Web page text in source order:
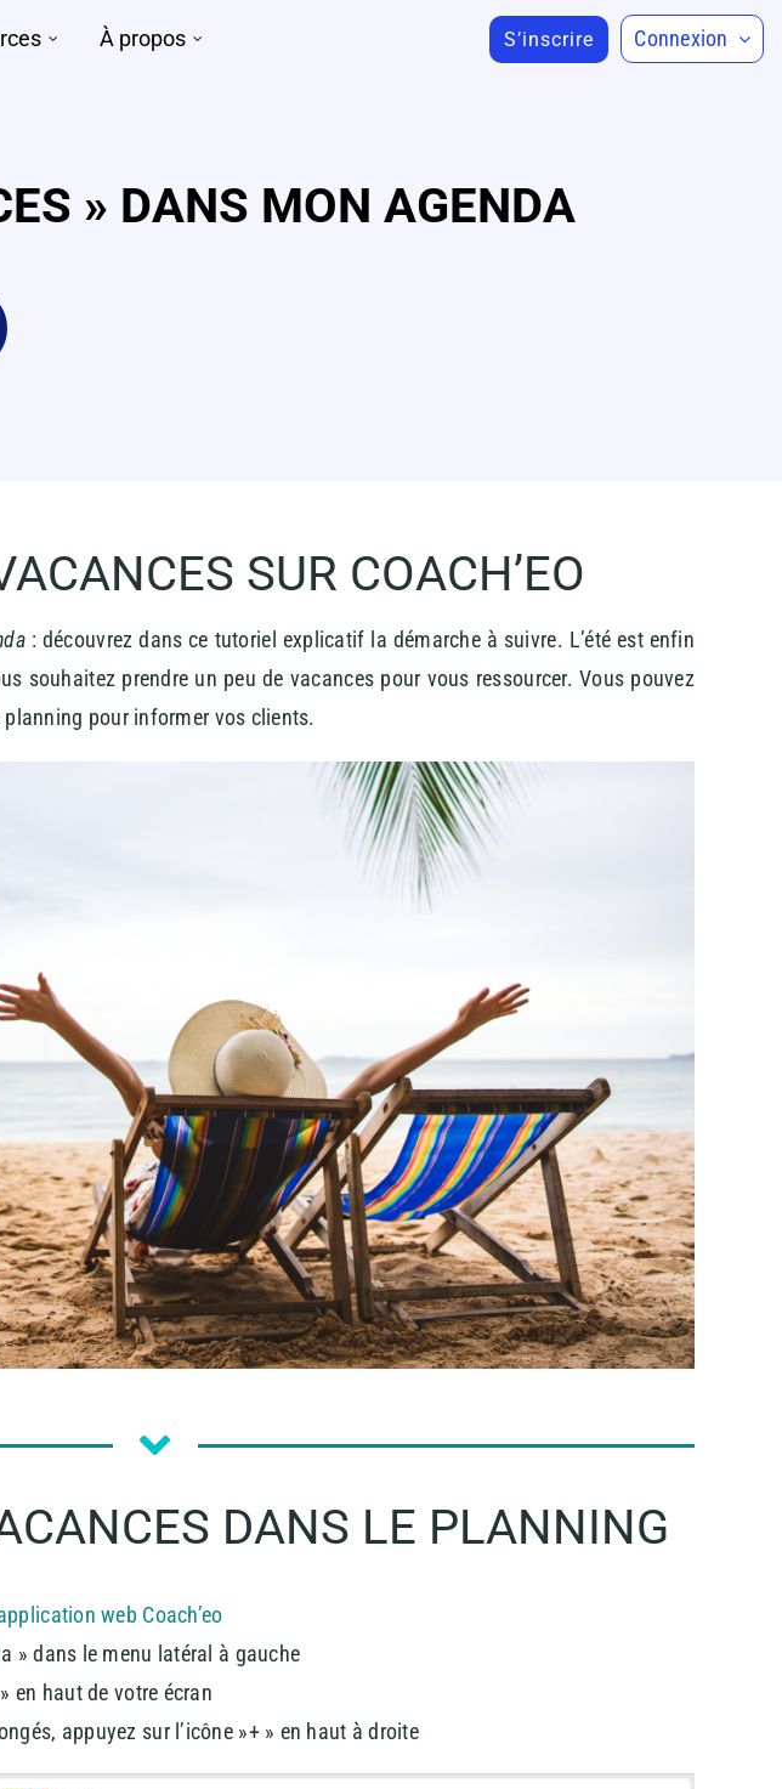
À propos S’inscrire Connexion
» DANS MON AGENDA
SUR COACH’EO
: découvrez dans ce tutoriel explicatif la démarche à suivre. L’été est enfin
souhaitez prendre un peu de vacances pour vous ressourcer. Vous pouvez
pour informer vos clients.
DANS LE PLANNING
web Coach’eo
» dans le menu latéral à gauche
en haut de votre écran
appuyez sur l’icône »+ » en haut à droite